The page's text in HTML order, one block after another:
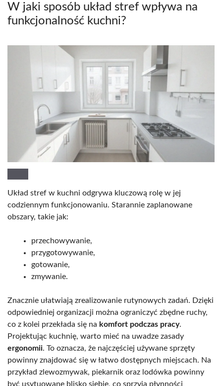
W jaki sposób układ stref wpływa na
funkcjonalność kuchni?
Układ stref w kuchni odgrywa kluczową rolę w jej
codziennym funkcjonowaniu. Starannie zaplanowane
obszary, takie jak:
przechowywanie,
przygotowywanie,
gotowanie,
zmywanie.
Znacznie ułatwiają zrealizowanie rutynowych zadań. Dzięki
odpowiedniej organizacji można ograniczyć zbędne ruchy,
co z kolei przekłada się na komfort podczas pracy.
Projektując kuchnię, warto mieć na uwadze zasady
ergonomii. To oznacza, że najczęściej używane sprzęty
powinny znajdować się w łatwo dostępnych miejscach. Na
przykład zlewozmywak, piekarnik oraz lodówka powinny
być usytuowane blisko siebie, co sprzyja płynności